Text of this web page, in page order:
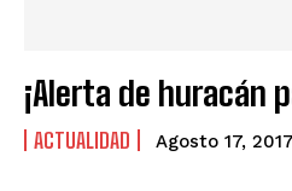
¡Alerta de huracán
ACTUALIDAD Agosto 17, 2017